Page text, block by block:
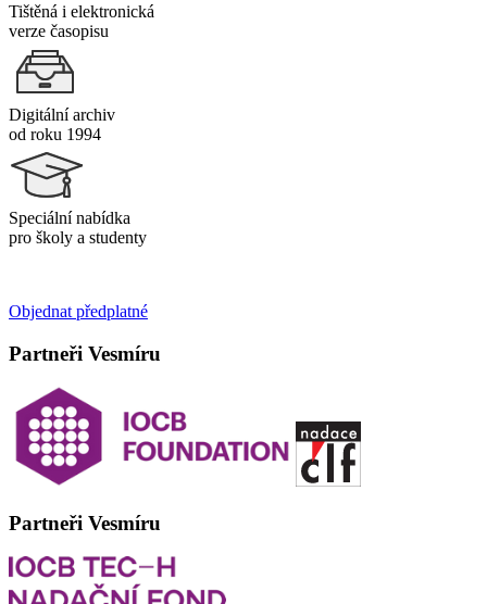
Tištěná i elektronická
verze časopisu
Digitální archiv
od roku 1994
Speciální nabídka
pro školy a studenty
Objednat předplatné
Partneři Vesmíru
Partneři Vesmíru